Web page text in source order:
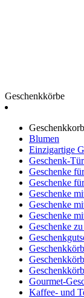
Geschenkkörbe
Blumen
Einzigartige
Geschenk-
Geschenke
Geschenke
Geschenke
Geschenke
Geschenke
Geschenke
Gourmet-
Kaffee- und